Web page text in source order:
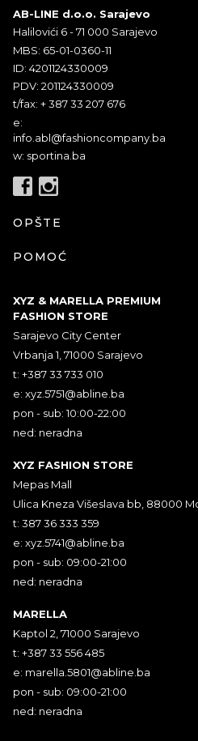
AB-LINE d.o.o. Sarajevo
Halilovići 6 - 71 000 Sarajevo
MBS: 65-01-0360-11
ID: 4201124330009
PDV: 201124330009
t/fax: + 387 33 207 676
e:
info.abl@fashioncompany.ba
w: sportina.ba
OPŠTE
POMOĆ
XYZ & MARELLA PREMIUM
FASHION STORE
Sarajevo City Center
Vrbanja 1, 71000 Sarajevo
t: +387 33 733 010
e: xyz.5751@abline.ba
pon - sub: 10:00-22:00
ned: neradna
XYZ FASHION STORE
Mepas Mall
Ulica Kneza Višeslava bb, 88000
t: 387 36 333 359
e: xyz.5741@abline.ba
pon - sub: 09:00-21:00
ned: neradna
MARELLA
Kaptol 2, 71000 Sarajevo
t: +387 33 556 485
e: marella.5801@abline.ba
pon - sub: 09:00-21:00
ned: neradna